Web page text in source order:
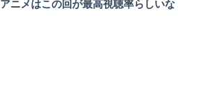
アニメはこの回が最高視聴率らしいな